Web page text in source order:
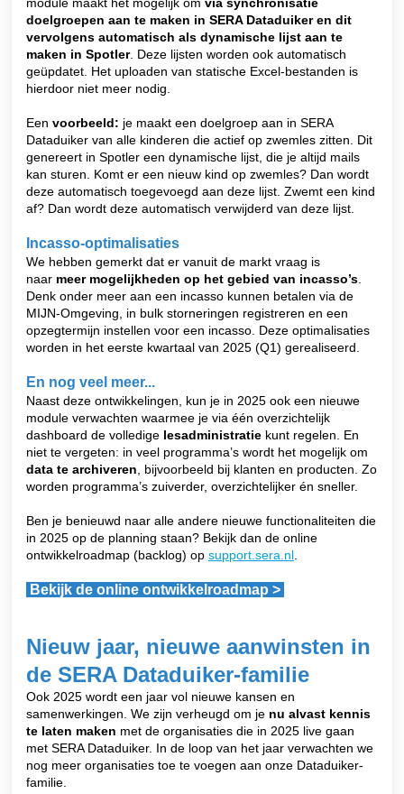
doelgroepen aan te maken in SERA Dataduiker en dit
vervolgens automatisch als dynamische lijst aan te
maken in Spotler. Deze lijsten worden ook automatisch
geüpdatet. Het uploaden van statische Excel-bestanden is
hierdoor niet meer nodig.
Een voorbeeld: je maakt een doelgroep aan in SERA
Dataduiker van alle kinderen die actief op zwemles zitten. Dit
genereert in Spotler een dynamische lijst, die je altijd mails
kan sturen. Komt er een nieuw kind op zwemles? Dan wordt
deze automatisch toegevoegd aan deze lijst. Zwemt een kind
af? Dan wordt deze automatisch verwijderd van deze lijst.
Incasso-optimalisaties
We hebben gemerkt dat er vanuit de markt vraag is
naar meer mogelijkheden op het gebied van incasso’s
Denk onder meer aan een incasso kunnen betalen via de
MIJN-Omgeving, in bulk storneringen registreren en een
opzegtermijn instellen voor een incasso. Deze optimalisaties
worden in het eerste kwartaal van 2025 (Q1) gerealiseerd.
En nog veel meer...
Naast deze ontwikkelingen, kun je in 2025 ook een nieuwe
module verwachten waarmee je via één overzichtelijk
dashboard de volledige lesadministratie kunt regelen. En
niet te vergeten: in veel programma’s wordt het mogelijk om
data te archiveren , bijvoorbeeld bij klanten en producten. Zo
worden programma’s zuiverder, overzichtelijker én sneller.
Ben je benieuwd naar alle andere nieuwe functionaliteiten die
in 2025 op de planning staan? Bekijk dan de online
ontwikkelroadmap (backlog) op support.sera.nl
Bekijk de online ontwikkelroadmap >
Nieuw jaar, nieuwe aanwinsten in
de SERA Dataduiker-familie
Ook 2025 wordt een jaar vol nieuwe kansen en
samenwerkingen. We zijn verheugd om je nu alvast kennis
te laten maken met de organisaties die in 2025 live gaan
met SERA Dataduiker. In de loop van het jaar verwachten we
nog meer organisaties toe te voegen aan onze Dataduiker-
familie.